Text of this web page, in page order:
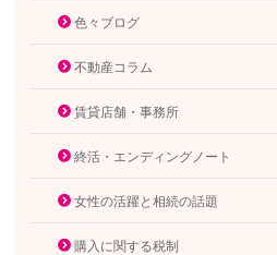
色々ブログ
不動産コラム
賃貸店舗・事務所
終活・エンディングノート
女性の活躍と相続の話題
購入に関する税制